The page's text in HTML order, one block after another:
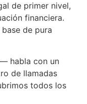
de primer nivel,
financiera.
de pura
habla con un
de llamadas
todos los